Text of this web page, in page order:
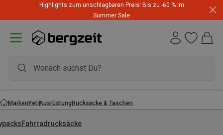
Highlights zum unschlagbaren Preis! Bis zu -60 % im
Summer Sale
MarkenYetiAusrüstungRucksäcke & Taschen
Fahrradrucksäcke